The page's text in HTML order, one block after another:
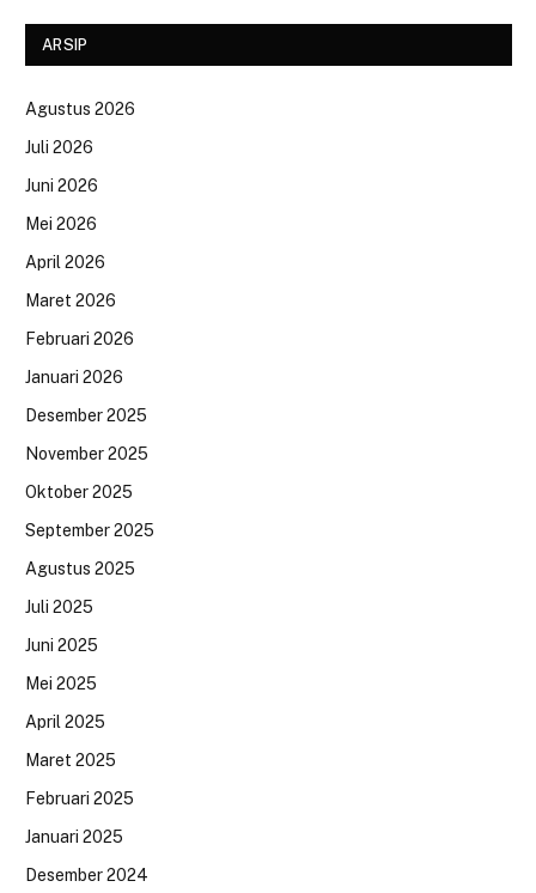
ARSIP
Agustus 2026
Juli 2026
Juni 2026
Mei 2026
April 2026
Maret 2026
Februari 2026
Januari 2026
Desember 2025
November 2025
Oktober 2025
September 2025
Agustus 2025
Juli 2025
Juni 2025
Mei 2025
April 2025
Maret 2025
Februari 2025
Januari 2025
Desember 2024